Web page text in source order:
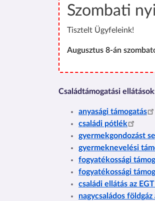
Szombati
Tisztelt Ügyfeleink!
Augusztus 8-án
Családtámogatási
anyasági támogatás
családi pótlék
gyermekgondozást
gyermeknevelési
fogyatékossági
fogyatékossági
családi ellátás az
nagycsaládos